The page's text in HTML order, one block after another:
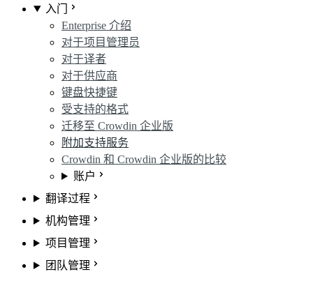
入门
Enterprise 介绍
对于项目管理员
对于译者
对于供应商
键盘快捷键
受支持的格式
迁移至 Crowdin 企业版
附加支持服务
Crowdin 和 Crowdin 企业版的比较
账户
翻译过程
机构管理
项目管理
团队管理